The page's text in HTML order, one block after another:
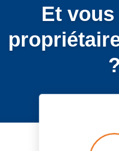
Et vous
?
Précédent
Suivant